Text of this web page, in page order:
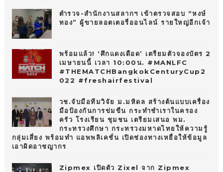
ตำรวจ-สำนักงานสลากฯ เข้าตรวจสอบ “หงษ์
ทอง” ผู้ขายลอตเตอรี่ออนไลน์ รายใหญ่อีกเจ้า
พร้อมแล้ว! ‘ศึกแดงเดือด’ เตรียมตัวจองบัตร 2
เมษายนนี้ เวลา 10:00น. #MANLFC
#THEMATCHBangkokCenturyCup2
022 #freshairfestival
วช.จับมือทีมวิจัย ม.มหิดล สร้างต้นแบบเครื่อง
มือป้องกันการข่มขืน กระทำชำเราในครอง
ครัว โรงเรียน ชุมชน เตรียมเสนอ พม.
กระทรวงศึกษา กระทรวงมหาดไทยให้ความรู้
กลุ่มเสี่ยง พร้อมทำ แอพพลิเคชั่น เปิดช่องทางเหยื่อให้ข้อมูล
เอาผิดอาชญากร
Zipmex เปิดตัว Zixel จาก Zipmex